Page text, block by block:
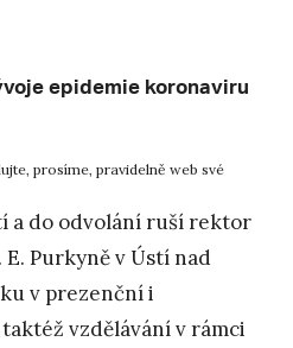
epidemie koronaviru
prosíme, pravidelně web své
a do odvolání ruší rektor
E. Purkyně v Ústí nad
v prezenční i
vzdělávání v rámci